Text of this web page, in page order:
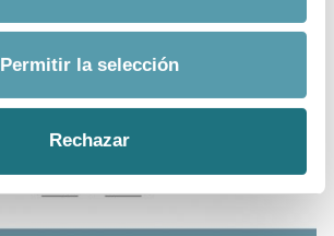
Permitir la selección
Rechazar